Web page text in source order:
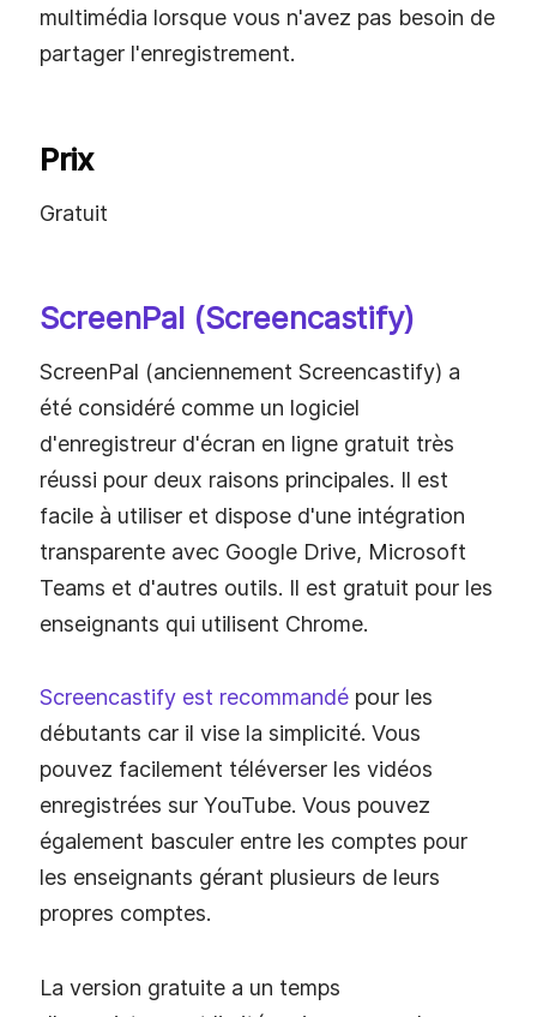
multimédia lorsque vous n'avez pas besoin de
partager l'enregistrement.
Prix
Gratuit
ScreenPal (Screencastify)
ScreenPal (anciennement Screencastify) a
été considéré comme un logiciel
d'enregistreur d'écran en ligne gratuit très
réussi pour deux raisons principales. Il est
facile à utiliser et dispose d'une intégration
transparente avec Google Drive, Microsoft
Teams et d'autres outils. Il est gratuit pour les
enseignants qui utilisent Chrome.
Screencastify est recommandé pour les
débutants car il vise la simplicité. Vous
pouvez facilement téléverser les vidéos
enregistrées sur YouTube. Vous pouvez
également basculer entre les comptes pour
les enseignants gérant plusieurs de leurs
propres comptes.
La version gratuite a un temps